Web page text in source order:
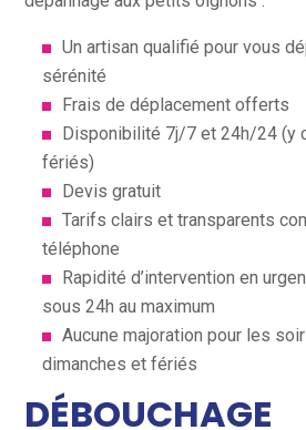
Un artisan qualifié pour vous
sérénité
Frais de déplacement offerts
Disponibilité 7j/7 et 24h/24 (y
fériés)
Devis gratuit
Tarifs clairs et transparents
téléphone
Rapidité d’intervention en
sous 24h au maximum
Aucune majoration pour les
dimanches et fériés
DÉBOUCHAGE